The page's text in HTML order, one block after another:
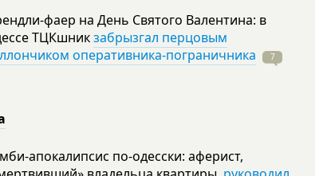
фаер на День Святого Валентина: в
ТЦКшникзабрызгал перцовым
оперативника-пограничника
7
апокалипсис по-одесски: аферист,